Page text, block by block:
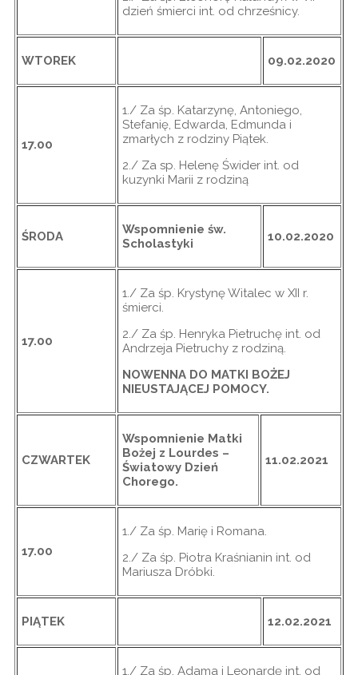
dzień śmierci int. od chrześnicy.
WTOREK 09.02.2020
17.00
1./ Za śp. Katarzynę, Antoniego,
Stefanię, Edwarda, Edmunda i
zmarłych z rodziny Piątek.
2./ Za sp. Helenę Świder int. od
kuzynki Marii z rodziną
ŚRODA
Wspomnienie św.
Scholastyki
10.02.2020
17.00
1./ Za śp. Krystynę Witalec w XII r.
śmierci.
2./ Za śp. Henryka Pietruchę int. od
Andrzeja Pietruchy z rodziną.
NOWENNA DO MATKI BOŻEJ
NIEUSTAJĄCEJ POMOCY.
CZWARTEK
Wspomnienie Matki
Bożej z Lourdes –
Światowy Dzień
Chorego.
11.02.2021
17.00
1./ Za śp. Marię i Romana.
2./ Za śp. Piotra Kraśnianin int. od
Mariusza Dróbki.
PIĄTEK 12.02.2021
1./ Za śp. Adama i Leonardę int. od